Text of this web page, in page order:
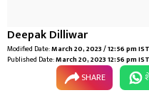
Deepak Dilliwar
Modified Date:March 20, 2023 / 12:56 pm IST
Published Date:March 20, 2023 12:56 pm IST
SHARE